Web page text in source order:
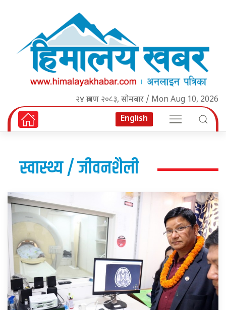
२४ श्रावण २०८३, सोमबार / Mon Aug 10, 2026
English
स्वास्थ्य / जीवनशैली